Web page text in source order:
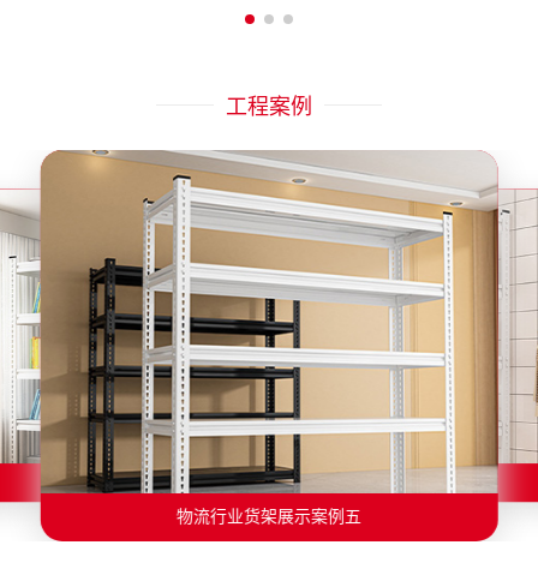
工程案例
物流行业货架展示案例一
物流行业货架展示案例六
物流行业货架展示案例五
物流行业货架展示案例四
物流行业货架展示案例三
物流行业货架展示案例二